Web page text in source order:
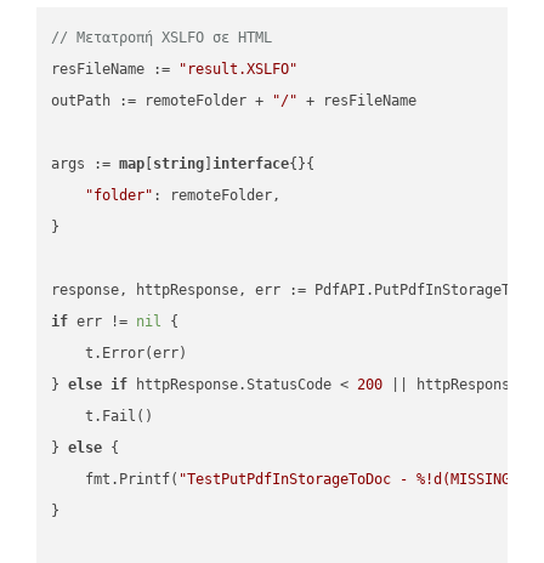
// Μετατροπή XSLFO σε HTML
resFileName :=
"result.XSLFO"
outPath := remoteFolder +
"/" + resFileName
args := map string ]interface{}{
"folder" : remoteFolder,
}
if err != nil {
    t.Error(err)
} else if httpResponse.StatusCode < 200 ||
    t.Fail()
} else {
    fmt.Printf(
"TestPutPdfInStorageToDoc - %!d(MISSING)\n"
}